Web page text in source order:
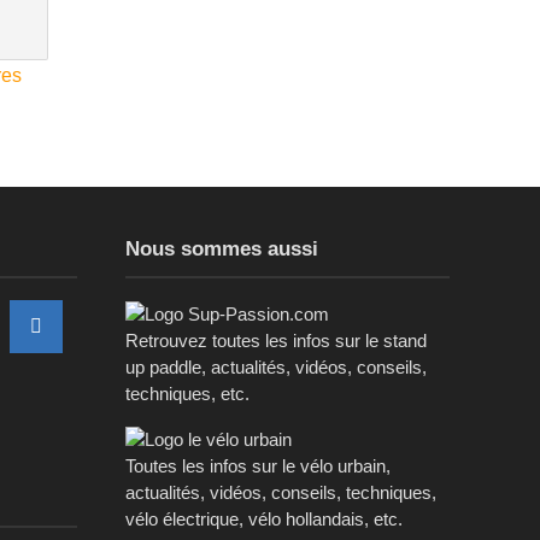
Nous sommes aussi
Retrouvez toutes les infos sur le stand
up paddle, actualités, vidéos, conseils,
techniques, etc.
Toutes les infos sur le vélo urbain,
actualités, vidéos, conseils, techniques,
vélo électrique, vélo hollandais, etc.